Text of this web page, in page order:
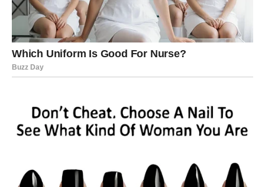
TRAŽILI
Novac vam nije važan samo zbog luksuza.
Važan vam je zbog osjećaja sigurnosti.
Zbog porodice.
Zbog planova koje želite ostvariti.
Zvijezde pokazuju da ćete do kraja juna osjetiti mnogo
više stabilnosti nego ranije.